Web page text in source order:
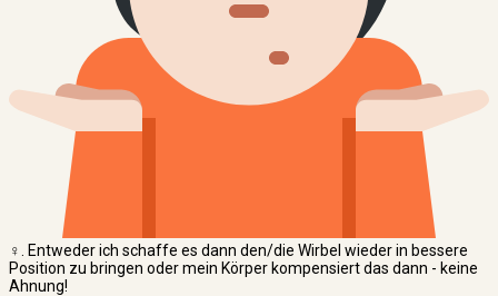
‍♀️. Entweder ich schaffe es dann den/die Wirbel wieder in bessere
Position zu bringen oder mein Körper kompensiert das dann - keine
Ahnung!